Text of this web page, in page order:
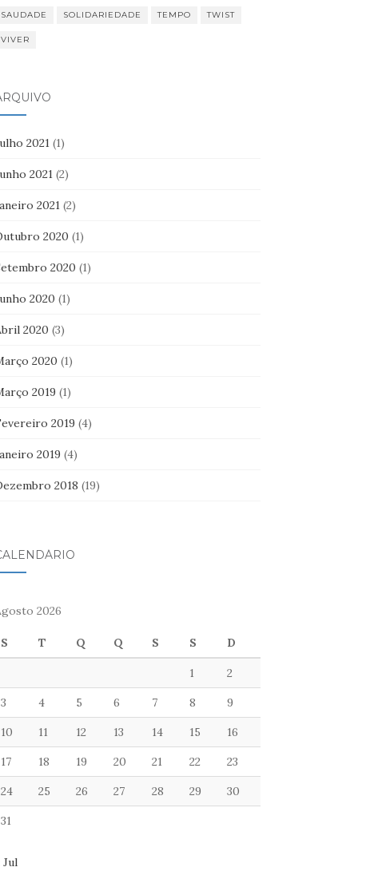
SAUDADE SOLIDARIEDADE TEMPO TWIST
VIVER
2021(1)
2021(2)
2021(2)
2020 (1)
2020 (1)
2020 (1)
2020 (3)
2020 (1)
2019 (1)
2019 (4)
2019 (4)
2018 (19)
2026
S T Q Q S S D
1 2
3 4 5 6 7 8 9
10 11 12 13 14 15 16
17 18 19 20 21 22 23
24 25 26 27 28 29 30
31
Jul